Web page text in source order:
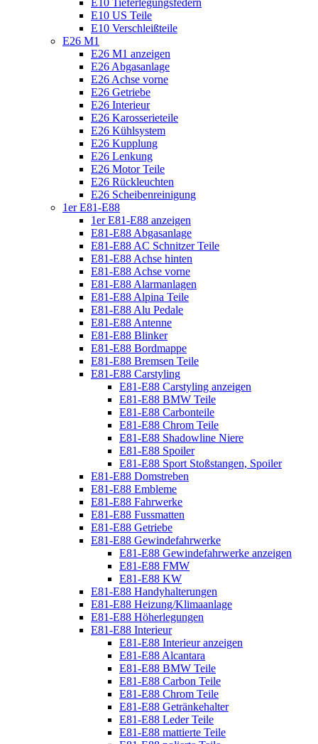
E10 Tieferlegungsfedern
E10 US Teile
E10 Verschleißteile
E26 M1
E26 M1 anzeigen
E26 Abgasanlage
E26 Achse vorne
E26 Getriebe
E26 Interieur
E26 Karosserieteile
E26 Kühlsystem
E26 Kupplung
E26 Lenkung
E26 Motor Teile
E26 Rückleuchten
E26 Scheibenreinigung
1er E81-E88
1er E81-E88 anzeigen
E81-E88 Abgasanlage
E81-E88 AC Schnitzer Teile
E81-E88 Achse hinten
E81-E88 Achse vorne
E81-E88 Alarmanlagen
E81-E88 Alpina Teile
E81-E88 Alu Pedale
E81-E88 Antenne
E81-E88 Blinker
E81-E88 Bordmappe
E81-E88 Bremsen Teile
E81-E88 Carstyling
E81-E88 Carstyling anzeigen
E81-E88 BMW Teile
E81-E88 Carbonteile
E81-E88 Chrom Teile
E81-E88 Shadowline Niere
E81-E88 Spoiler
E81-E88 Sport Stoßstangen, Spoiler
E81-E88 Domstreben
E81-E88 Embleme
E81-E88 Fahrwerke
E81-E88 Fussmatten
E81-E88 Getriebe
E81-E88 Gewindefahrwerke
E81-E88 Gewindefahrwerke anzeigen
E81-E88 FMW
E81-E88 KW
E81-E88 Handyhalterungen
E81-E88 Heizung/Klimaanlage
E81-E88 Höherlegungen
E81-E88 Interieur
E81-E88 Interieur anzeigen
E81-E88 Alcantara
E81-E88 BMW Teile
E81-E88 Carbon Teile
E81-E88 Chrom Teile
E81-E88 Getränkehalter
E81-E88 Leder Teile
E81-E88 mattierte Teile